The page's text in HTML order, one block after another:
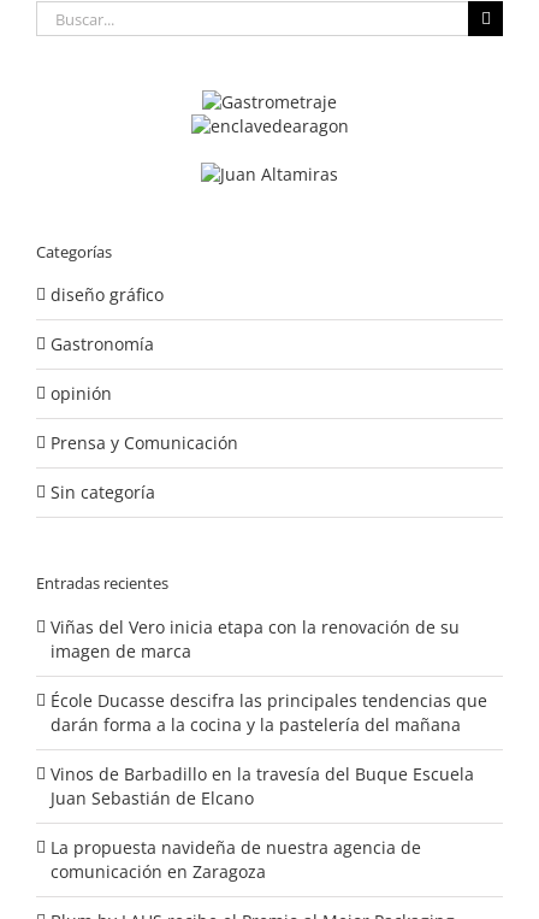
Buscar:
Categorías
diseño gráfico
Gastronomía
opinión
Prensa y Comunicación
Sin categoría
Entradas recientes
Viñas del Vero inicia etapa con la renovación de su
imagen de marca
École Ducasse descifra las principales tendencias que
darán forma a la cocina y la pastelería del mañana
Vinos de Barbadillo en la travesía del Buque Escuela
Juan Sebastián de Elcano
La propuesta navideña de nuestra agencia de
comunicación en Zaragoza